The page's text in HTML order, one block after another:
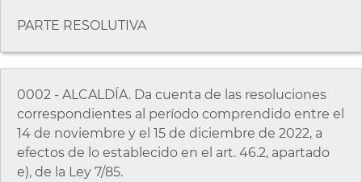
PARTE RESOLUTIVA
0002 - ALCALDÍA. Da cuenta de las resoluciones
correspondientes al período comprendido entre el
14 de noviembre y el 15 de diciembre de 2022, a
efectos de lo establecido en el art. 46.2, apartado
e), de la Ley 7/85.